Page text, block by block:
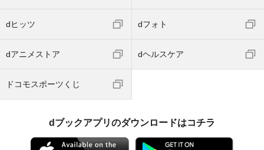
dヒッツ dフォト
dアニメストア dヘルスケア
ドコモスポーツくじ
dブックアプリのダウンロードはコチラ